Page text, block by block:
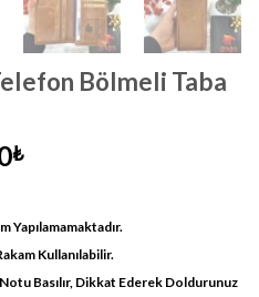
Bölmeli Taba
₺Şu
1,199.00₺.
Yapılamamaktadır.
Kullanılabilir.
Basılır, Dikkat Ederek Doldurunuz